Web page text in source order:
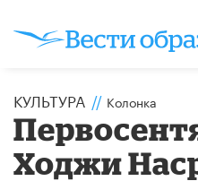
КУЛЬТУРА // Колонка
Ходжи